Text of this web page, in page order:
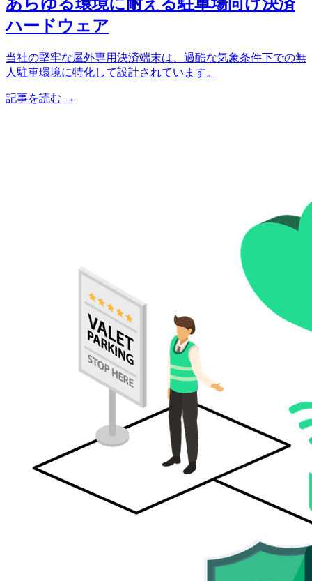
あらゆる環境に耐える駐車場向け決済
ハードウェア
当社の堅牢な屋外専用決済端末は、過酷な気象条件下での無
人駐車環境に特化して設計されています。
記事を読む →